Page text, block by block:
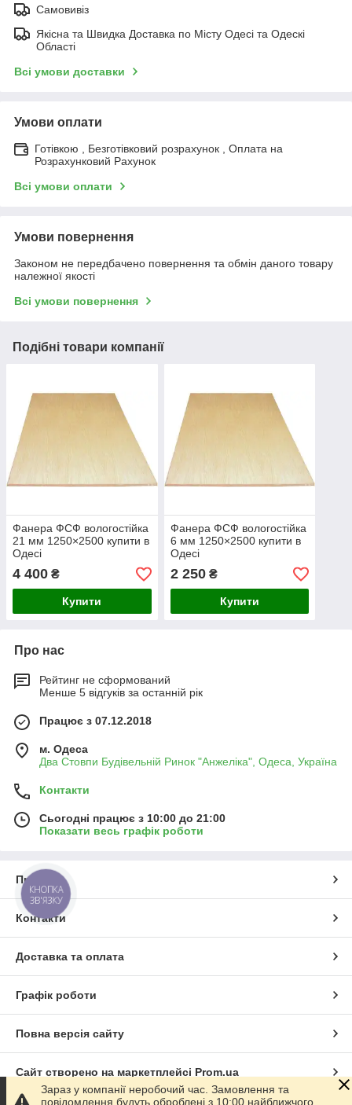
Самовивіз
Якісна та Швидка Доставка по Місту Одесі та Одескі
Області
Всі умови доставки
Умови оплати
Готівкою , Безготівковий розрахунок , Оплата на
Розрахунковий Рахунок
Всі умови оплати
Умови повернення
Законом не передбачено повернення та обмін даного товару
належної якості
Всі умови повернення
Подібні товари компанії
Фанера ФСФ вологостійка
21 мм 1250×2500 купити в
Одесі
4 400 ₴
Купити
Фанера ФСФ вологостійка
6 мм 1250×2500 купити в
Одесі
2 250₴
Купити
Про нас
Рейтинг не сформований
Менше 5 відгуків за останній рік
Працює з 07.12.2018
м. Одеса
Два Стовпи Будівельній Ринок "Анжеліка", Одеса, Україна
Контакти
Сьогодні працює з 10:00 до 21:00
Показати весь графік роботи
Про нас
Контакти
Доставка та оплата
Графік роботи
Повна версія сайту
Сайт створено на маркетплейсі Prom.ua
Зараз у компанії неробочий час. Замовлення та
повідомлення будуть оброблені з 10:00 найближчого
КНОПКА
ЗВ'ЯЗКУ